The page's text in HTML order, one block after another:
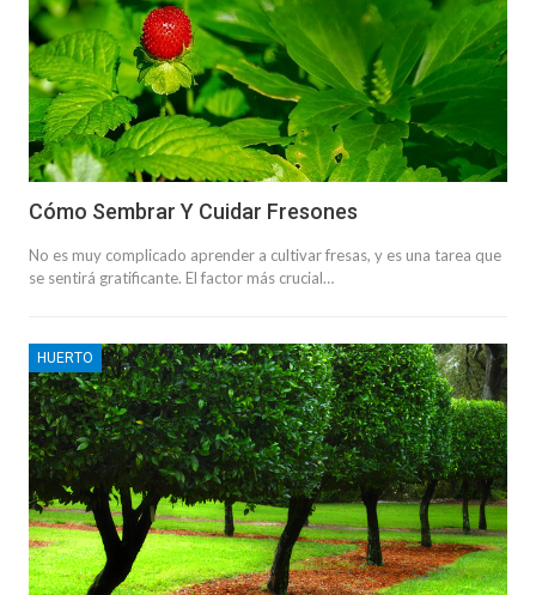
Cómo Sembrar Y Cuidar Fresones
No es muy complicado aprender a cultivar fresas, y es una tarea que
se sentirá gratificante. El factor más crucial…
HUERTO